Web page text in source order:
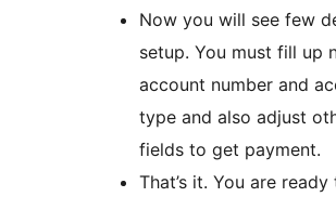
Now you will see few
setup. You must fill up
account number and
type and also adjust
fields to get payment.
That’s it. You are